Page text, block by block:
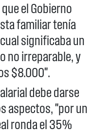
el Gobierno
familiar tenía
significaba un
no irreparable, y
$8.000".
debe darse
aspectos, "por un
ronda el 35%